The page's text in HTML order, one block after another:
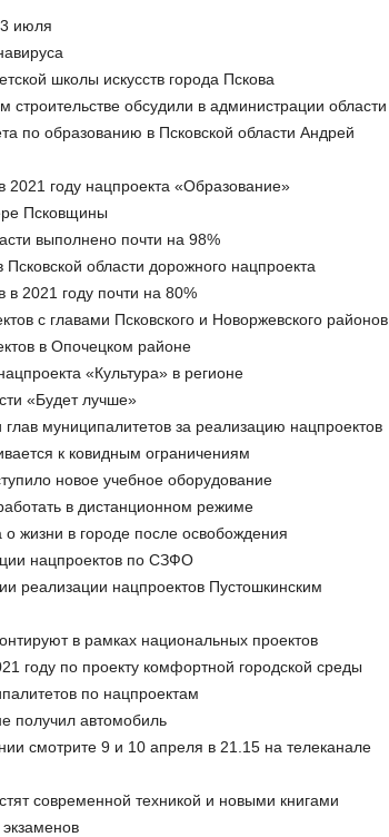
июля
школы искусств города Пскова
обсудили в администрации области
по образованию в Псковской области Андрей
2021 году нацпроекта «Образование»
Псковщины
выполнено почти на 98%
области дорожного нацпроекта
в 2021 году почти на 80%
с главами Псковского и Новоржевского районов
в Опочецком районе
«Культура» в регионе
«Будет лучше»
муниципалитетов за реализацию нацпроектов
к ковидным ограничениям
новое учебное оборудование
в дистанционном режиме
о жизни в городе после освобождения
нацпроектов по СЗФО
реализации нацпроектов Пустошкинским
в рамках национальных проектов
году по проекту комфортной городской среды
по нацпроектам
получил автомобиль
смотрите 9 и 10 апреля в 21.15 на телеканале
современной техникой и новыми книгами